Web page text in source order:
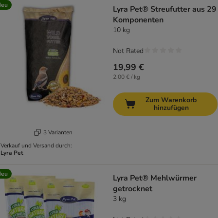
3 Varianten
Verkauf und Versand durch:
Lyra Pet
Lyra Pet® Streufutter aus 29
Komponenten
10 kg
19,99 €
2,00 € / kg
Not Rated
Zum Warenkorb
hinzufügen
Lyra Pet® Mehlwürmer
getrocknet
3 kg